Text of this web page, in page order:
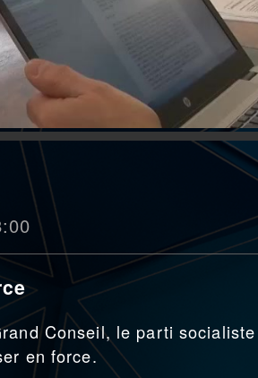
Conseil, le parti socialiste
en force.